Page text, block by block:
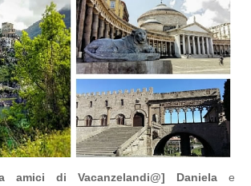
amici di Vacanzelandi@] Daniela e